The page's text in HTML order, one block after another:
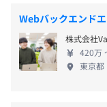
◆大手不動産会社
業務：顧客折衝/
■JR線「神田駅」
★年間休日130日+
・完全週休2日制（
・祝日
・年末年始休暇（
Partners（
発拠点など、国
に留まらず、受
います。 現在はまさに“組織をつくっているフェー
ズ”。 決められ
Webバックエンド
株式会社
420万
東京都